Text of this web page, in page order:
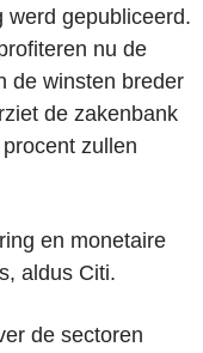
werd gepubliceerd.
nu de
de winsten breder
de zakenbank
zullen
en monetaire
aldus Citi.
de sectoren